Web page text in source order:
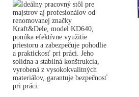
Ideálny pracovný stôl pre
majstrov aj profesionálov od
renomovanej značky
Kraft&Dele, model KD640,
ponúka efektívne využitie
priestoru a zabezpečuje pohodlie
a praktickosť pri práci. Jeho
solídna a stabilná konštrukcia,
vyrobená z vysokokvalitných
materiálov, garantuje bezpečnosť
pri práci.